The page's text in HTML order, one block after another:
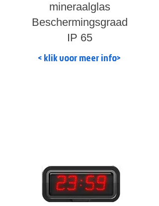
mineraalglas
Beschermingsgraad
IP 65
< klik voor meer info>